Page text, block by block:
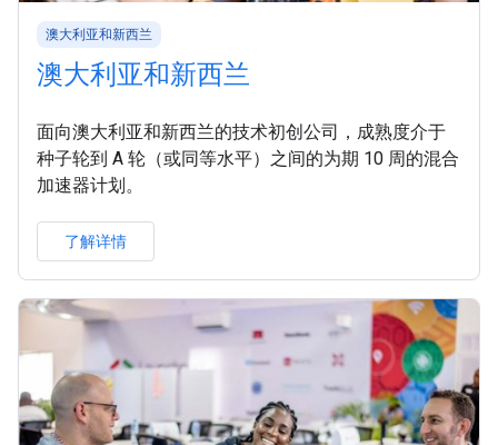
澳大利亚和新西兰
澳大利亚和新西兰
面向澳大利亚和新西兰的技术初创公司，成熟度介于
种子轮到 A 轮（或同等水平）之间的为期 10 周的混合
加速器计划。
了解详情